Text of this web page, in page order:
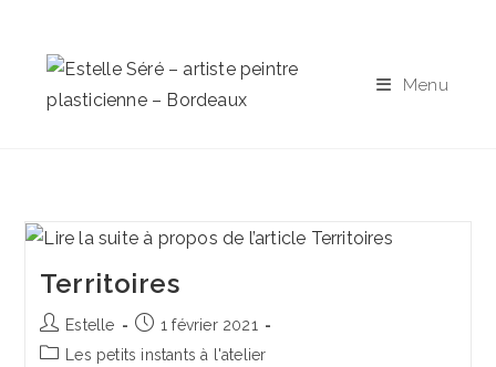
content
Menu
Territoires
Auteur/autrice
de
Estelle
Publication
publiée :
1 février 2021
Post Les petits instants à l'atelier